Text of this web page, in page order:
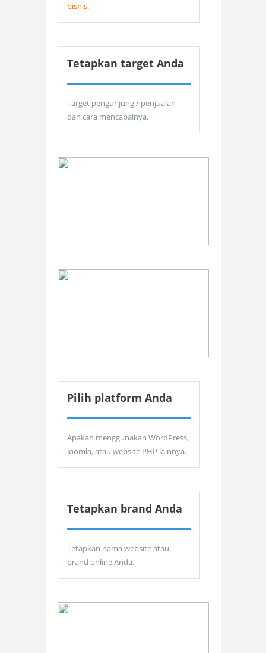
bisnis.
Tetapkan target Anda
Target pengunjung / penjualan
dan cara mencapainya.
Pilih platform Anda
Apakah menggunakan WordPress,
Joomla, atau website PHP lainnya.
Tetapkan brand Anda
Tetapkan nama website atau
brand online Anda.